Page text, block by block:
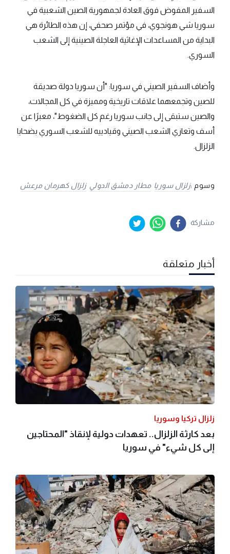
السفير المفوض فوق العادة لجمهورية الصين الشعبية في
سوريا شي هونجوي، في مؤتمر صحفي، إن هذه الطائرة هي
البداية من المساعدات الإغاثية العاجلة الصينية إلى الشعب
السوري.
وأضاف السفير الصيني في سوريا: "أن سوريا دولة صديقة
للصين وتجمعهما علاقات تاريخية ومميزة في كل المجالات،
والصين ستبقى إلى جانب سوريا رغم كل الضغوط"، معبرًا عن
أسف وتعازي الشعب الصيني وقيادييه للشعب السوري بضحايا
الزلزال.
وسوم :زلزال سوريا مطار دمشق الدولي زلزال كهرمان مرعش
مشاركة
أخبار متعلقة
زلزال تركيا وسوريا
بعد كارثة الزلزال.. تعهدات دولية لإنقاذ "المحتاجين
إلى كل شيء" في سوريا